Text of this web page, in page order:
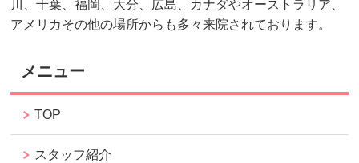
川、千葉、福岡、大分、広島、カナダやオーストラリア、
アメリカその他の場所からも多々来院されております。
メニュー
TOP
スタッフ紹介